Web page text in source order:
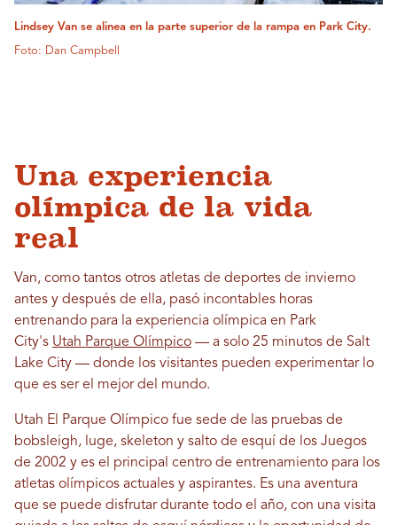
Lindsey Van se alinea en la parte superior de la rampa en Park City.
Foto: Dan Campbell
Una experiencia
olímpica de la vida
real
Van, como tantos otros atletas de deportes de invierno
antes y después de ella, pasó incontables horas
entrenando para la experiencia olímpica en Park
City's Utah Parque Olímpico — a solo 25 minutos de Salt
Lake City — donde los visitantes pueden experimentar lo
que es ser el mejor del mundo.
Utah El Parque Olímpico fue sede de las pruebas de
bobsleigh, luge, skeleton y salto de esquí de los Juegos
de 2002 y es el principal centro de entrenamiento para los
atletas olímpicos actuales y aspirantes. Es una aventura
que se puede disfrutar durante todo el año, con una visita